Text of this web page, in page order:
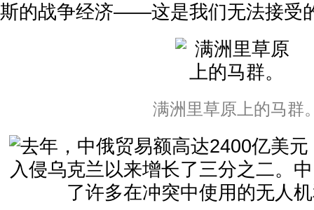
斯的战争经济——这是我们无法接受
满洲里草原上的马群